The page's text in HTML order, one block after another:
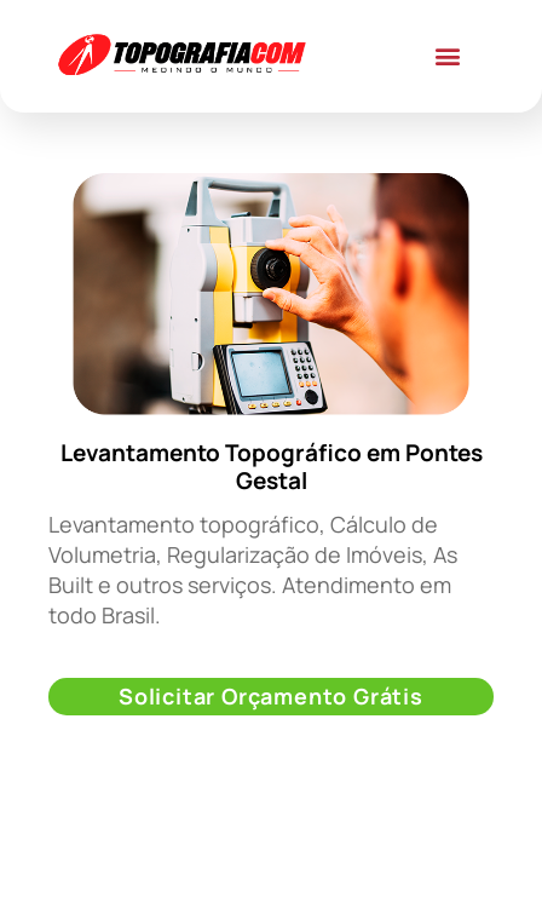
Levantamento Topográfico em Pontes
Gestal
Levantamento topográfico, Cálculo de
Volumetria, Regularização de Imóveis, As
Built e outros serviços. Atendimento em
todo Brasil.
Solicitar Orçamento Grátis